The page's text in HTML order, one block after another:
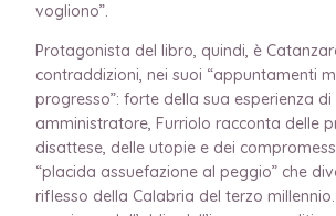
vogliono”.
Protagonista del libro, quindi, è
contraddizioni, nei suoi “appuntamenti
progresso”: forte della sua esperienza
amministratore, Furriolo racconta delle
disattese, delle utopie e dei
“placida assuefazione al peggio” che
riflesso della Calabria del terzo